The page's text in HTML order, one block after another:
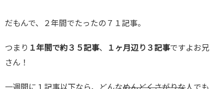
だもんで、２年間でたったの７１記事。
つまり １年間で約３５記事、 １ヶ月辺り３記事ですよお兄
さん！
一週間に１記事以下なら、どんなめんどくさがりな人でも